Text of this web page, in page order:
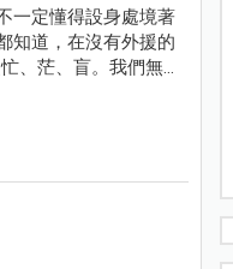
一定懂得設身處境著
知道，在沒有外援的
、茫、盲。我們無
自己十分鐘眼不見